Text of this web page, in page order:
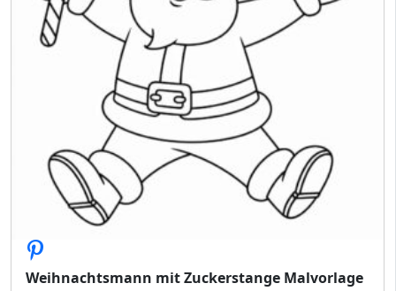
Weihnachtsmann mit Zuckerstange Malvorlage